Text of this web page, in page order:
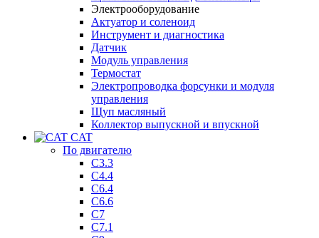
Электрооборудование
Актуатор и соленоид
Инструмент и диагностика
Датчик
Модуль управления
Термостат
Электропроводка форсунки и модуля
управления
Щуп масляный
Коллектор выпускной и впускной
CAT
По двигателю
C3.3
C4.4
C6.4
C6.6
C7
C7.1